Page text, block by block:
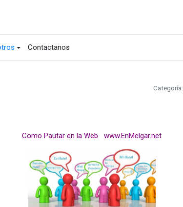
Contactanos
Categoría:
Como Pautar en la Web www.EnMelgar.net